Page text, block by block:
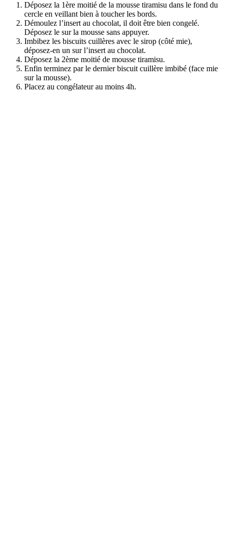
Déposez la 1ère moitié de la mousse tiramisu dans le fond du
cercle en veillant bien à toucher les bords.
Démoulez l’insert au chocolat, il doit être bien congelé.
Déposez le sur la mousse sans appuyer.
Imbibez les biscuits cuillères avec le sirop (côté mie),
déposez-en un sur l’insert au chocolat.
Déposez la 2ème moitié de mousse tiramisu.
Enfin terminez par le dernier biscuit cuillère imbibé (face mie
sur la mousse).
Placez au congélateur au moins 4h.